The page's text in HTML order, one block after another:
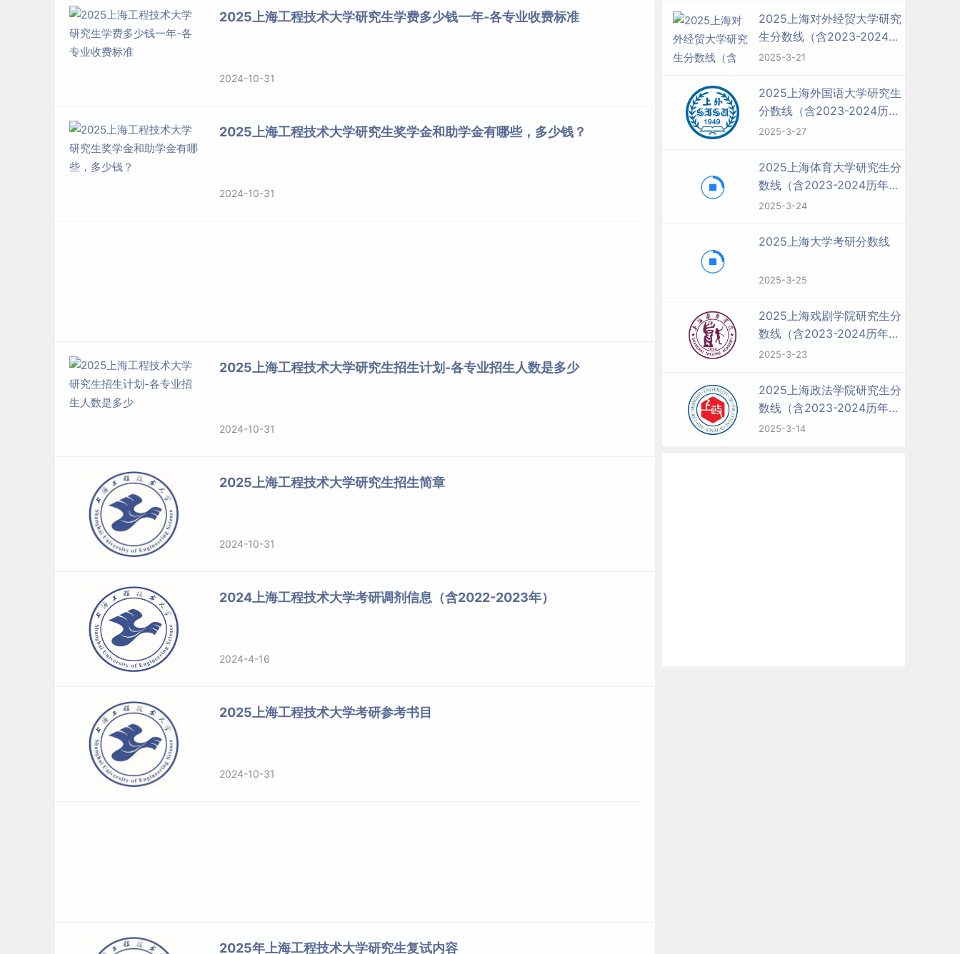
2025上海工程技术大学研究生学费多少钱一年-各专业收费标准
2024-10-31
2025上海工程技术大学研究生奖学金和助学金有哪些，多少钱？
2024-10-31
2025上海工程技术大学研究生招生计划-各专业招生人数是多少
2024-10-31
2025上海工程技术大学研究生招生简章
2024-10-31
2024上海工程技术大学考研调剂信息（含2022-2023年）
2024-4-16
2025上海工程技术大学考研参考书目
2024-10-31
2025年上海工程技术大学研究生复试内容
2025上海对外经贸大学研究
生分数线（含2023-2024历
年复试）
2025-3-21
2025上海外国语大学研究生
分数线（含2023-2024历年
复试）
2025-3-27
2025上海体育大学研究生分
数线（含2023-2024历年复
试）
2025-3-24
2025上海大学考研分数线
2025-3-25
2025上海戏剧学院研究生分
数线（含2023-2024历年复
试）
2025-3-23
2025上海政法学院研究生分
数线（含2023-2024历年复
试）
2025-3-14